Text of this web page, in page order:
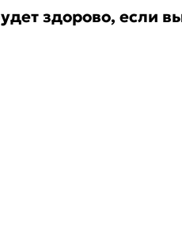
здорово, если